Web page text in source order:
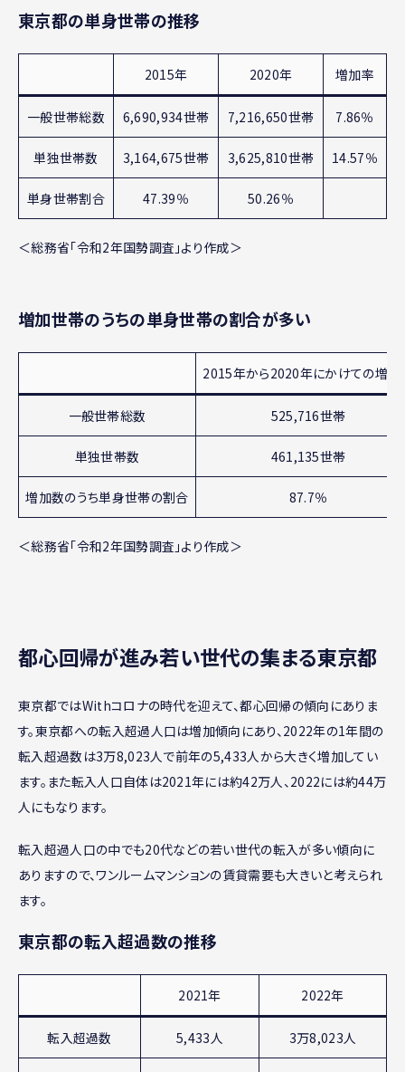
東京都の単身世帯の推移
2015年 2020年 増加率
一般世帯総数 6,690,934世帯 7,216,650世帯 7.86％
単独世帯数 3,164,675世帯 3,625,810世帯 14.57％
単身世帯割合 47.39％ 50.26％
＜総務省「令和2年国勢調査」より作成＞
増加世帯のうちの単身世帯の割合が多い
2015年から2020年にかけての増加
一般世帯総数 525,716世帯
単独世帯数 461,135世帯
増加数のうち単身世帯の割合 87.7％
＜総務省「令和2年国勢調査」より作成＞
都心回帰が進み若い世代の集まる東京都
東京都ではWithコロナの時代を迎えて、都心回帰の傾向にありま
す。東京都への転入超過人口は増加傾向にあり、2022年の1年間の
転入超過数は3万8,023人で前年の5,433人から大きく増加してい
ます。また転入人口自体は2021年には約42万人、2022には約44万
人にもなります。
転入超過人口の中でも20代などの若い世代の転入が多い傾向に
ありますので、ワンルームマンションの賃貸需要も大きいと考えられ
ます。
東京都の転入超過数の推移
2021年 2022年
転入超過数 5,433人 3万8,023人